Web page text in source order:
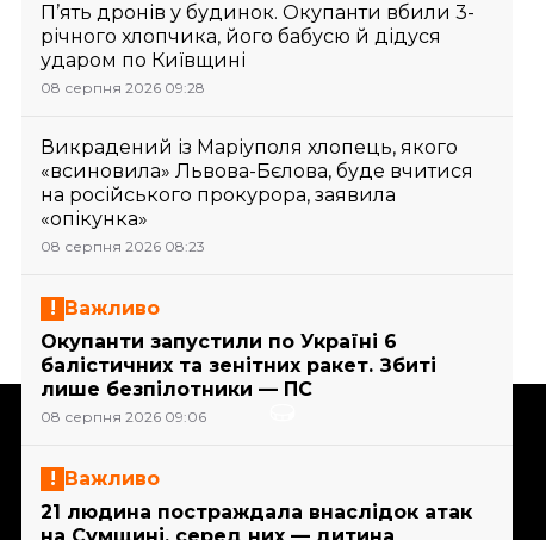
П’ять дронів у будинок. Окупанти вбили 3-
річного хлопчика, його бабусю й дідуся
ударом по Київщині
08 серпня 2026 09:28
Викрадений із Маріуполя хлопець, якого
«всиновила» Львова-Бєлова, буде вчитися
на російського прокурора, заявила
«опікунка»
08 серпня 2026 08:23
Важливо
Окупанти запустили по Україні 6
балістичних та зенітних ракет. Збиті
лише безпілотники — ПС
08 серпня 2026 09:06
Важливо
21 людина постраждала внаслідок атак
Ми працюємо для тебе та